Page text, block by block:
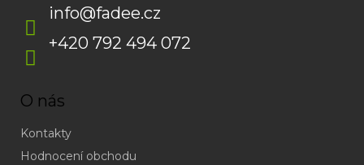
info@fadee.cz
+420 792 494 072
O nás
Kontakty
Hodnocení obchodu